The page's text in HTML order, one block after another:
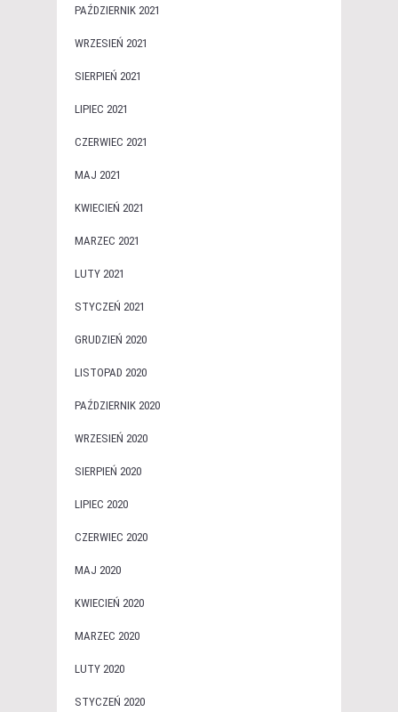
PAŹDZIERNIK 2021
WRZESIEŃ 2021
SIERPIEŃ 2021
LIPIEC 2021
CZERWIEC 2021
MAJ 2021
KWIECIEŃ 2021
MARZEC 2021
LUTY 2021
STYCZEŃ 2021
GRUDZIEŃ 2020
LISTOPAD 2020
PAŹDZIERNIK 2020
WRZESIEŃ 2020
SIERPIEŃ 2020
LIPIEC 2020
CZERWIEC 2020
MAJ 2020
KWIECIEŃ 2020
MARZEC 2020
LUTY 2020
STYCZEŃ 2020